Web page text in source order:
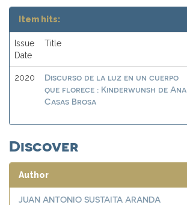
Item hits:
Issue
Date
Title
2020
Discurso de la luz en un cuerpo
que florece : Kinderwunsh de Ana
Casas Brosa
Discover
Author
JUAN ANTONIO SUSTAITA ARANDA